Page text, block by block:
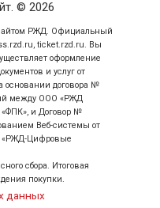
© 2026
РЖД. Официальный
ticket.rzd.ru. Вы
оформление
и услуг от
основании договора №
между ООО «РЖД
и Договор №
Веб-системы от
«РЖД-Цифровые
сбора. Итоговая
покупки.
данных